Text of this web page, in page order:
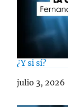
¿Y si sí?
Fecha
julio 3, 2026